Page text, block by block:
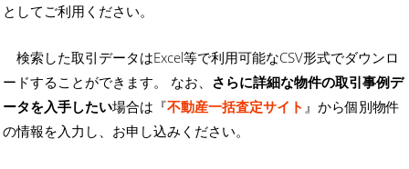
としてご利用ください。
検索した取引データはExcel等で利用可能なCSV形式でダウンロ
ードすることができます。 なお、 さらに詳細な物件の取引事例デ
ータを入手したい場合は『不動産一括査定サイト 』から個別物件
の情報を入力し、お申し込みください。